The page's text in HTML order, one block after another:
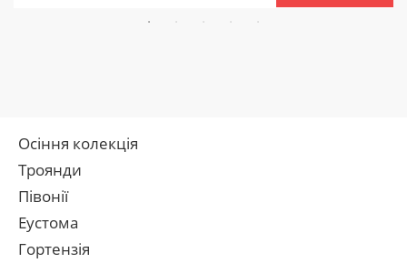
Осіння колекція
Троянди
Півонії
Еустома
Гортензія